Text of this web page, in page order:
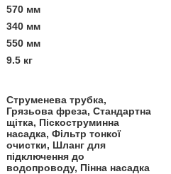
570 мм
340 мм
550 мм
9.5 кг
Струменева трубка,
Грязьова фреза, Стандартна
щітка, Піскоструминна
насадка, Фільтр тонкої
очистки, Шланг для
підключення до
водопроводу, Пінна насадка